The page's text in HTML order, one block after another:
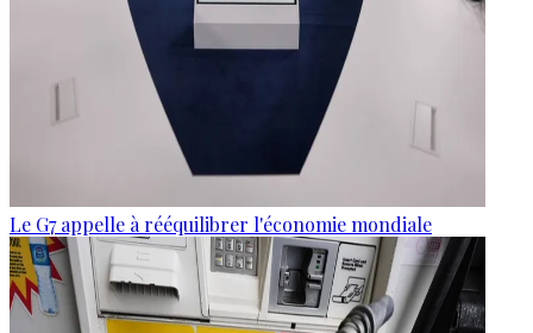
Le G7 appelle à rééquilibrer l'économie mondiale